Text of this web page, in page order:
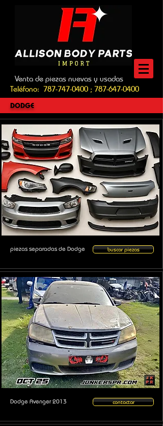
Venta de piezas nuevas y usadas
Teléfono: 787-747-0400 ; 787-647-0400
DODGE
piezas separadas de Dodge buscar piezas
Dodge Avenger 2013 contactar